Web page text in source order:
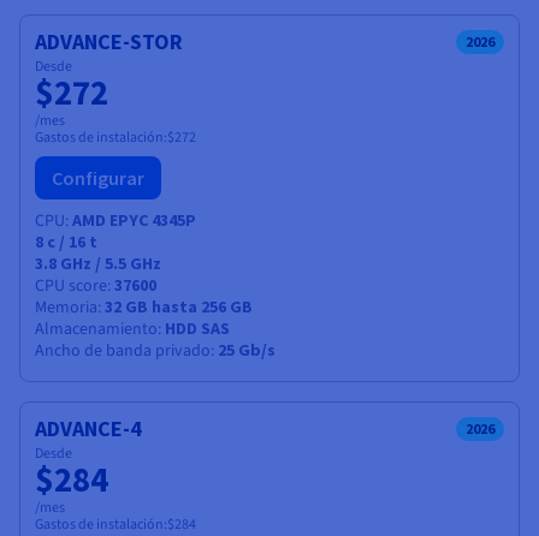
ADVANCE-STOR 2026
Desde
$272
/mes
Gastos de instalación:$272
Configurar
CPU AMD EPYC 4345P
8 c / 16 t
3.8 GHz / 5.5 GHz
CPU score 37600
Memoria 32 GB hasta 256 GB
Almacenamiento HDD SAS
Ancho de banda privado 25 Gb/s
ADVANCE-4 2026
Desde
$284
/mes
Gastos de instalación:$284